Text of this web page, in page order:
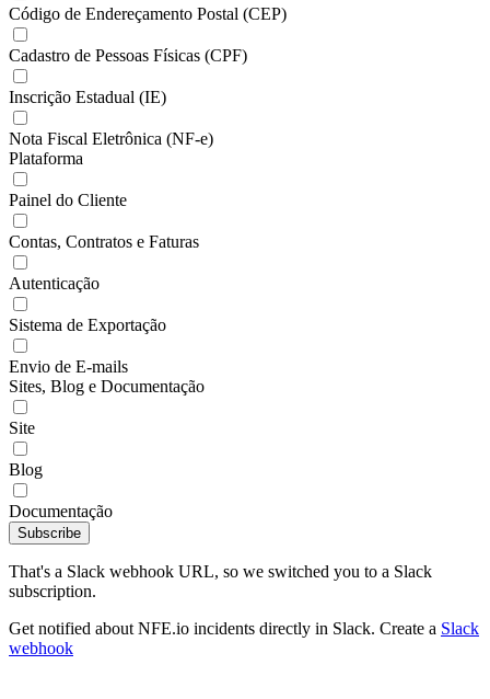
Código de Endereçamento Postal (CEP)
Cadastro de Pessoas Físicas (CPF)
Inscrição Estadual (IE)
Nota Fiscal Eletrônica (NF-e)
Plataforma
Painel do Cliente
Contas, Contratos e Faturas
Autenticação
Sistema de Exportação
Envio de E-mails
Sites, Blog e Documentação
Site
Blog
Documentação
Subscribe
That's a Slack webhook URL, so we switched you to a Slack
subscription.
Get notified about NFE.io incidents directly in Slack. Create a Slack
webhook